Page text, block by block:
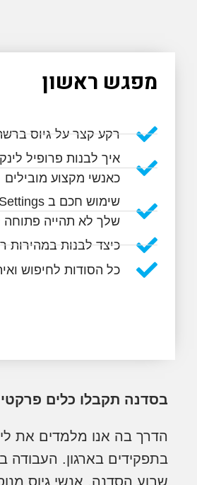
מפגש ראשון
רקע קצר על גיוס
איך לבנות פרופיל
כאנשי מקצוע מובילים
שלך לא תהייה פתוחה
כיצד לבנות במהירות
כל הסודות לחיפוש
בסדנה תקבלו כלים
הדרך בה אנו מלמדים את
שבוע הסדנה. אנשי גיוס